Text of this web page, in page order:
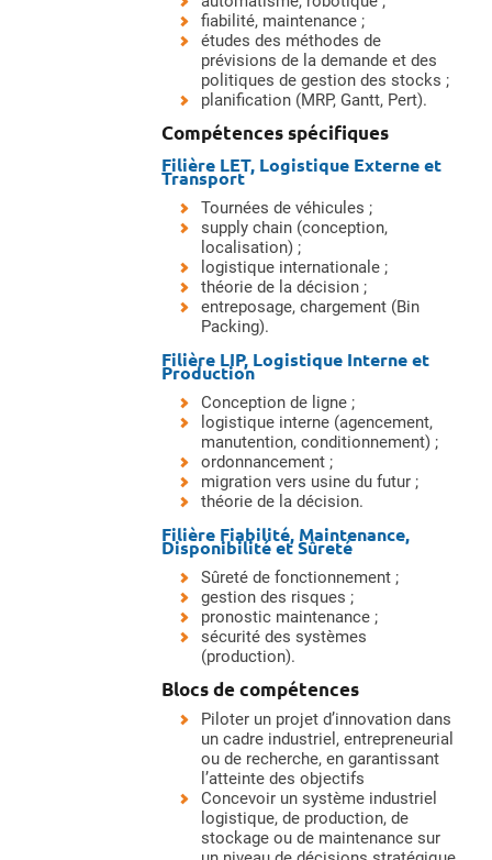
fiabilité, maintenance ;
études des méthodes de
prévisions de la demande et des
politiques de gestion des stocks ;
planification (MRP, Gantt, Pert).
Compétences spécifiques
Filière LET, Logistique Externe et
Transport
Tournées de véhicules ;
supply chain (conception,
localisation) ;
logistique internationale ;
théorie de la décision ;
entreposage, chargement (Bin
Packing).
Filière LIP, Logistique Interne et
Production
Conception de ligne ;
logistique interne (agencement,
manutention, conditionnement) ;
ordonnancement ;
migration vers usine du futur ;
théorie de la décision.
Filière Fiabilité, Maintenance,
Disponibilité et Sûreté
Sûreté de fonctionnement ;
gestion des risques ;
pronostic maintenance ;
sécurité des systèmes
(production).
Blocs de compétences
Piloter un projet d’innovation dans
un cadre industriel, entrepreneurial
ou de recherche, en garantissant
l’atteinte des objectifs
Concevoir un système industriel
logistique, de production, de
stockage ou de maintenance sur